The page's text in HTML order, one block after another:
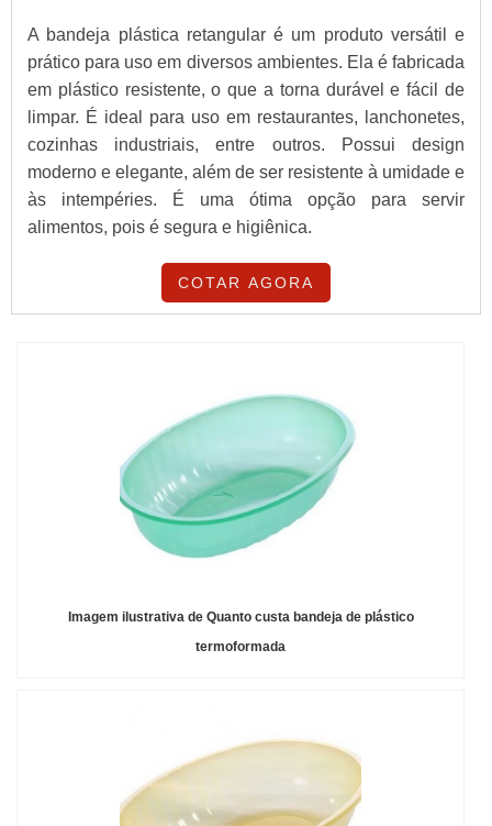
A bandeja plástica retangular é um produto versátil e
prático para uso em diversos ambientes. Ela é fabricada
em plástico resistente, o que a torna durável e fácil de
limpar. É ideal para uso em restaurantes, lanchonetes,
cozinhas industriais, entre outros. Possui design
moderno e elegante, além de ser resistente à umidade e
às intempéries. É uma ótima opção para servir
alimentos, pois é segura e higiênica.
COTAR AGORA
Imagem ilustrativa de Quanto custa bandeja de plástico
termoformada